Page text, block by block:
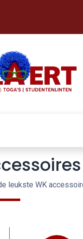
leukste WK